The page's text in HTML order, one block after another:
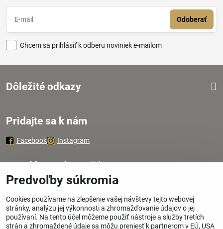
Odoberať
Chcem sa prihlásiť k odberu noviniek e-mailom
Dôležité odkazy
Pridajte sa k nám
Facebook Instagram
Zavoláme Vám späť
Predvoľby súkromia
Cookies používame na zlepšenie vašej návštevy tejto webovej
stránky, analýzu jej výkonnosti a zhromažďovanie údajov o jej
používaní. Na tento účel môžeme použiť nástroje a služby tretích
strán a zhromaždené údaje sa môžu preniesť k partnerom v EÚ, USA